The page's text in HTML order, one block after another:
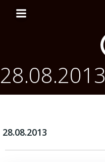
28.08.2013
28.08.2013